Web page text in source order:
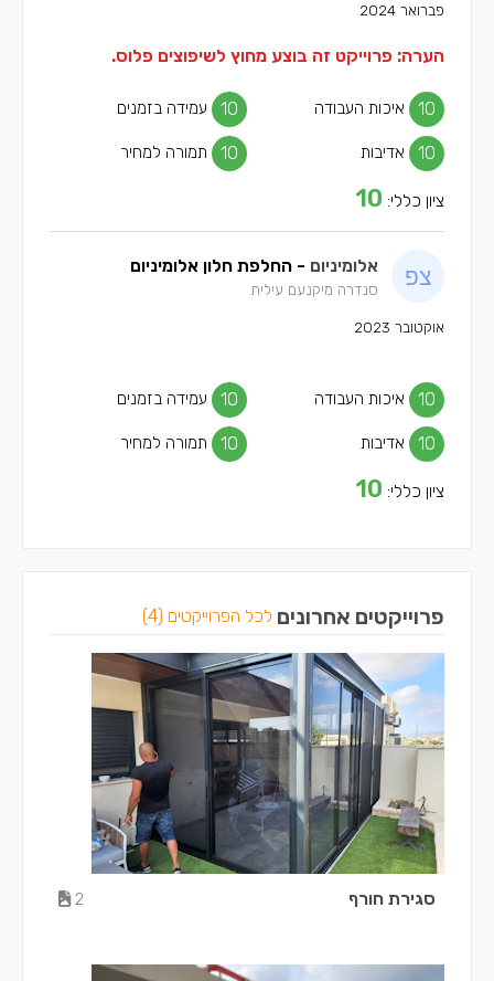
פברואר 2024
הערה: פרוייקט זה בוצע מחוץ לשיפוצים פלוס.
איכות העבודה 10 עמידה בזמנים 10
אדיבות 10 תמורה למחיר 10
ציון כללי: 10
אלומיניום - החלפת חלון אלומיניום
סנדרה מיקנעם עילית
אוקטובר 2023
איכות העבודה 10 עמידה בזמנים 10
אדיבות 10 תמורה למחיר 10
ציון כללי: 10
פרוייקטים אחרונים לכל הפרוייקטים (4)
סגירת חורף 2